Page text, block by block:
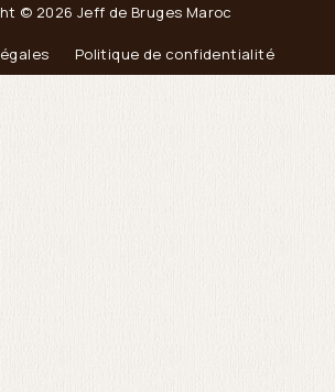
© 2026 Jeff de Bruges Maroc
Politique de confidentialité